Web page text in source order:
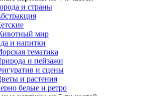
и страны
мир
и напитки
тематика
и пейзажи
и сцены
и растения
белые и ретро